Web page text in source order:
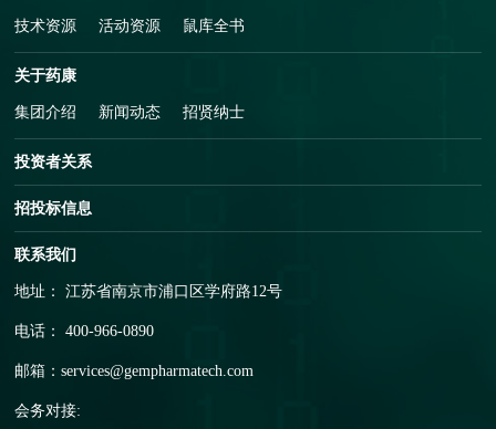
技术资源 活动资源 鼠库全书
关于药康
集团介绍 新闻动态 招贤纳士
投资者关系
招投标信息
联系我们
地址： 江苏省南京市浦口区学府路12号
电话： 400-966-0890
邮箱：services@gempharmatech.com
会务对接: